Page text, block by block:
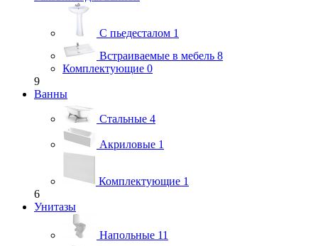
С пьедесталом 1
Встраиваемые в мебель 8
Комплектующие 0
9
Ванны
Стальные 4
Акриловые 1
Комплектующие 1
6
Унитазы
Напольные 11